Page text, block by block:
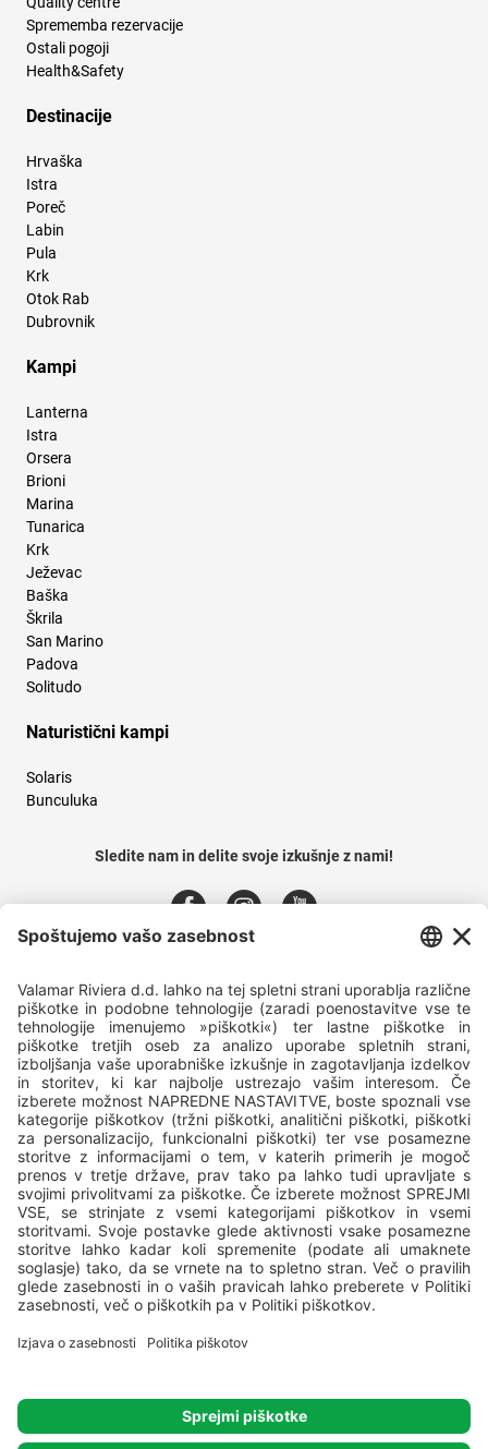
Sprememba rezervacije
Ostali pogoji
Health&Safety
Destinacije
Hrvaška
Istra
Poreč
Labin
Pula
Krk
Otok Rab
Dubrovnik
Kampi
Lanterna
Istra
Orsera
Brioni
Marina
Tunarica
Krk
Ježevac
Baška
Škrila
San Marino
Padova
Solitudo
Naturistični kampi
Solaris
Bunculuka
Sledite nam in delite svoje izkušnje z nami!
Vse kampe upravlja podjetjeValamar, Valamar Riviera, d.d, Stancija